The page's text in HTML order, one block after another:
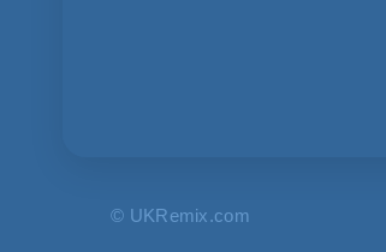
© UKRemix.com